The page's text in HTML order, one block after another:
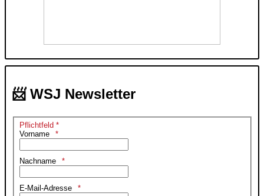
📨 WSJ Newsletter
Pflichtfeld *
Vorname
Nachname
E-Mail-Adresse